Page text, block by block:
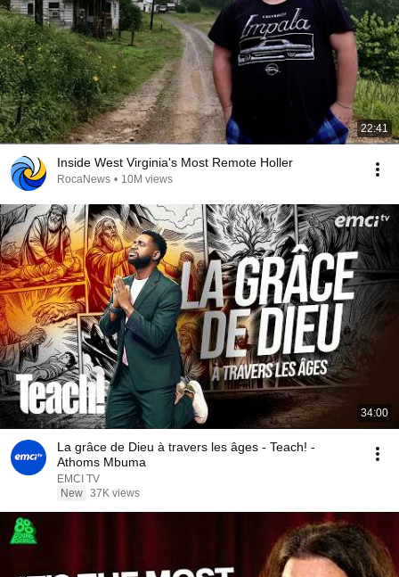
22:41
Inside West Virginia's Most Remote Holler
RocaNews • 10M views
34:00
La grâce de Dieu à travers les âges - Teach! -
Athoms Mbuma
EMCI TV
New 37K views